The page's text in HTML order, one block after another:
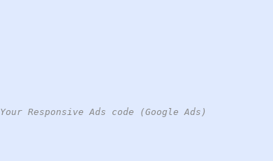
Your Responsive Ads code (Google Ads)